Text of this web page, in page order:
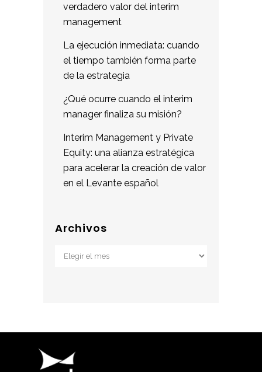
verdadero valor del interim
management
La ejecución inmediata: cuando
el tiempo también forma parte
de la estrategia
¿Qué ocurre cuando el interim
manager finaliza su misión?
Interim Management y Private
Equity: una alianza estratégica
para acelerar la creación de valor
en el Levante español
Archivos
Archivos